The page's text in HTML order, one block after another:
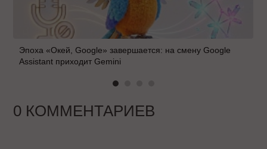
Эпоха «Окей, Google» завершается: на смену Google
Assistant приходит Gemini
0 КОММЕНТАРИЕВ